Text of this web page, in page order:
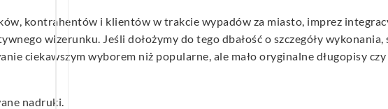
kontrahentów i klientów w trakcie wypadów za miasto, imprez
wizerunku. Jeśli dołożymy do tego dbałość o szczegóły
ciekawszym wyborem niż popularne, ale mało oryginalne długopisy
nadruki.